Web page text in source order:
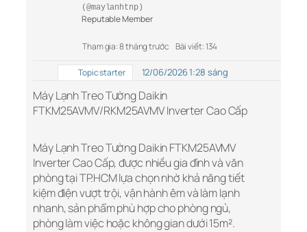
(@maylanhtnp)
Reputable Member
Tham gia: 8 tháng trước Bài viết: 134
Topic starter 12/06/2026 1:28 sáng
Máy Lạnh Treo Tường Daikin
FTKM25AVMV/RKM25AVMV Inverter Cao Cấp
Máy Lạnh Treo Tường Daikin FTKM25AVMV
Inverter Cao Cấp, được nhiều gia đình và văn
phòng tại TP.HCM lựa chọn nhờ khả năng tiết
kiệm điện vượt trội, vận hành êm và làm lạnh
nhanh, sản phẩm phù hợp cho phòng ngủ,
phòng làm việc hoặc không gian dưới 15m².